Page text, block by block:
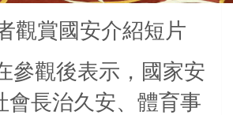
觀賞國安介紹短片
參觀後表示，國家安
會長治久安、體育事